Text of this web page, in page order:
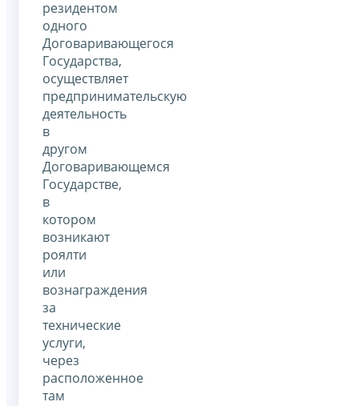
резидентом
одного
Договаривающегося
Государства,
осуществляет
предпринимательскую
деятельность
в
другом
Договаривающемся
Государстве,
в
котором
возникают
роялти
или
вознаграждения
за
технические
услуги,
через
расположенное
там